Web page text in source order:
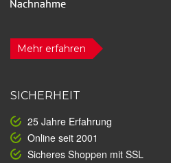
Mehr erfahren
SICHERHEIT
25 Jahre Erfahrung
Online seit 2001
Sicheres Shoppen mit SSL